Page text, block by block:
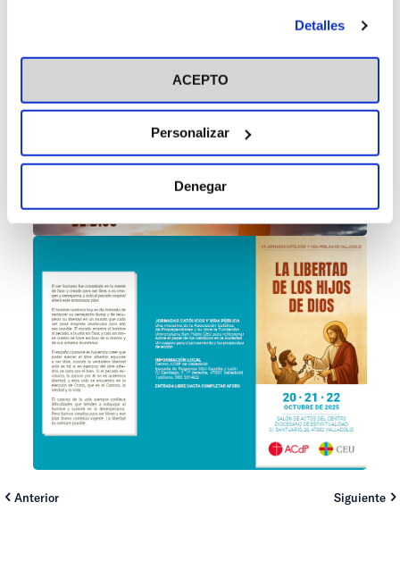
en el botón "Personalizar". Para más información puedes
visitar nuestra Política de Cookies
Detalles
ACEPTO
Personalizar
Denegar
Anterior Siguiente